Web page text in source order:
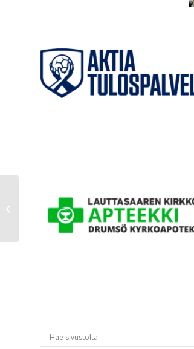
Finaali 2 tiistaina 22.4. *
19.30: HIFK – GrIFK